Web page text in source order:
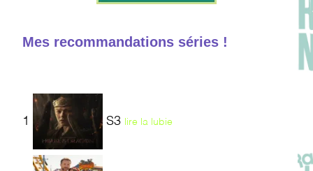
Mes recommandations séries !
1 S3 lire la lubie